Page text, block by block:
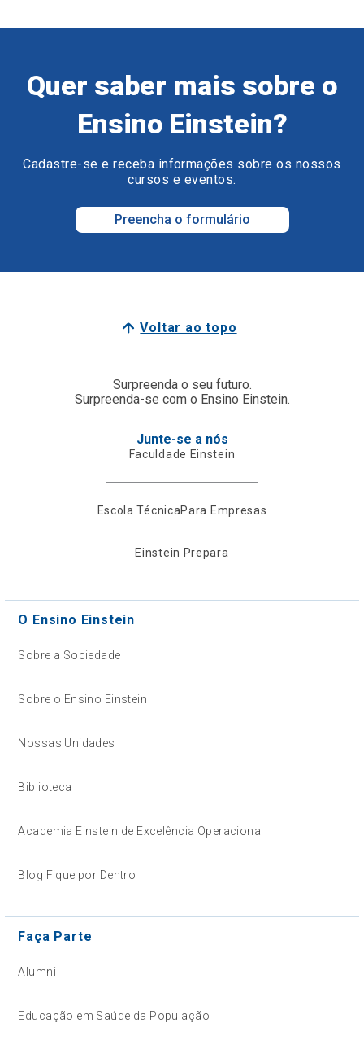
Quer saber mais sobre o
Ensino Einstein?
Cadastre-se e receba informações sobre os nossos
cursos e eventos.
Preencha o formulário
Voltar ao topo
Surpreenda o seu futuro.
Surpreenda-se com o Ensino Einstein.
Junte-se a nós
Faculdade Einstein
Escola TécnicaPara Empresas
Einstein Prepara
O Ensino Einstein
Sobre a Sociedade
Sobre o Ensino Einstein
Nossas Unidades
Biblioteca
Academia Einstein de Excelência Operacional
Blog Fique por Dentro
Faça Parte
Alumni
Educação em Saúde da População